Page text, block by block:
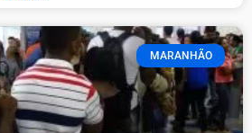
MARANHÃO